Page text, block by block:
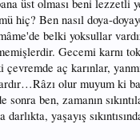
üst olması beni lezzetli
hiç? Ben nasıl doya-
belki yoksullar
Gecemi karnı
aç karınlar,
olur muyum ki
ben, zamanın
darlıkta, yaşayış